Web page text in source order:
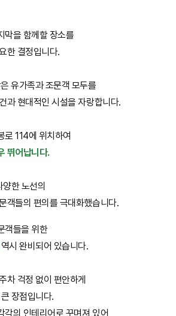
막을 함께할 장소를
한 결정입니다.
유가족과 조문객 모두를
과 현대적인 시설을 자랑합니다.
로 114에 위치하여
뛰어납니다.
한 노선의
객들의 편의를 극대화했습니다.
객들을 위한
시 완비되어 있습니다.
차 걱정 없이 편안하게
장점입니다.
의 인테리어로 꾸며져 있어,